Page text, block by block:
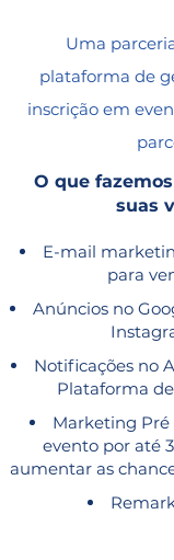
Uma
plataforma de
inscrição em
O que
suas
E-mail
para
Anúncios no
Notificações no
Plataforma
Marketing Pré
evento por até
aumentar as